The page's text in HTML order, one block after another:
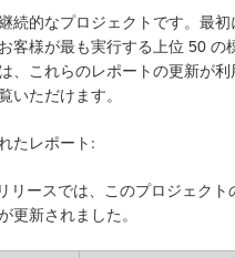
続的なプロジェクトです。最
客様が最も実行する上位 50 の
、これらのレポートの更新が利
いただけます。
たレポート:
リースでは、このプロジェクト
更新されました。